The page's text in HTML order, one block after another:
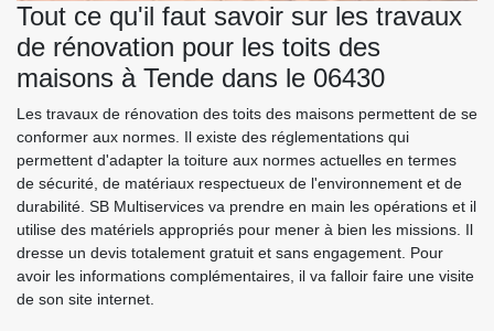
Tout ce qu'il faut savoir sur les travaux
de rénovation pour les toits des
maisons à Tende dans le 06430
Les travaux de rénovation des toits des maisons permettent de se
conformer aux normes. Il existe des réglementations qui
permettent d'adapter la toiture aux normes actuelles en termes
de sécurité, de matériaux respectueux de l'environnement et de
durabilité. SB Multiservices va prendre en main les opérations et il
utilise des matériels appropriés pour mener à bien les missions. Il
dresse un devis totalement gratuit et sans engagement. Pour
avoir les informations complémentaires, il va falloir faire une visite
de son site internet.